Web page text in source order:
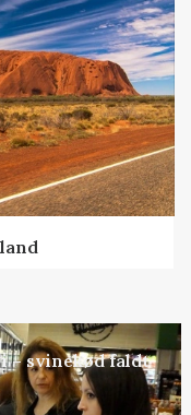
– svinekød faldt